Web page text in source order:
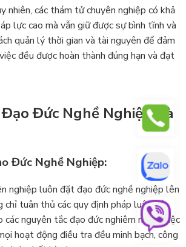
nhiên, các thám tử chuyên nghiệp có khả
lực cao mà vẫn giữ được sự bình tĩnh và
quản lý thời gian và tài nguyên để đảm
đều được hoàn thành đúng hạn và đạt
Đức Nghề Nghiệp Và
Đức Nghề Nghiệp:
nghiệp luôn đặt đạo đức nghề nghiệp lên
chỉ tuân thủ các quy định pháp luật mà
các nguyên tắc đạo đức nghiêm ngặt. Việc
hoạt động điều tra đều minh bạch, công